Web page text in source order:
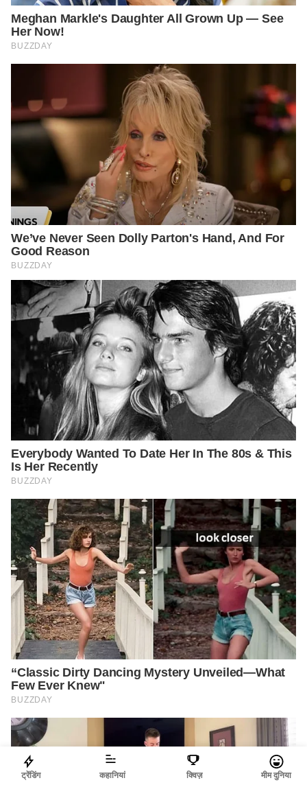
ट्रेंडिंग कहानियां क्विज़ मीम दुनिया